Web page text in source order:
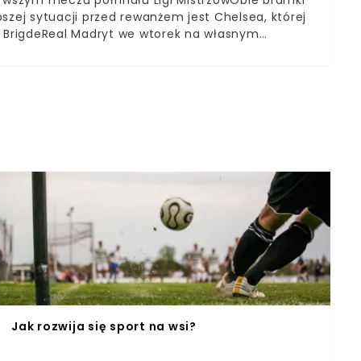
sytuacji przed rewanżem jest Chelsea, której
Madryt we wtorek na własnym
Karima Benzemy.
Jak rozwija się sport na wsi?